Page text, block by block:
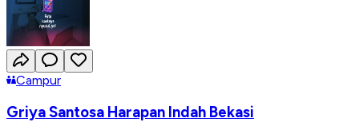
Campur
Griya Santosa Harapan Indah Bekasi